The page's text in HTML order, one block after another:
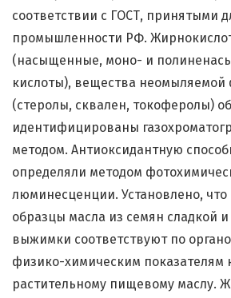
соответствии с ГОСТ, принятыми
промышленности РФ.
(насыщенные, моно- и
кислоты), вещества
(стеролы, сквален, токоферолы)
идентифицированы
методом. Антиоксидантную
определяли методом
люминесценции. Установлено, что
образцы масла из семян сладкой
выжимки соответствуют по
физико-химическим показателям
растительному пищевому маслу.